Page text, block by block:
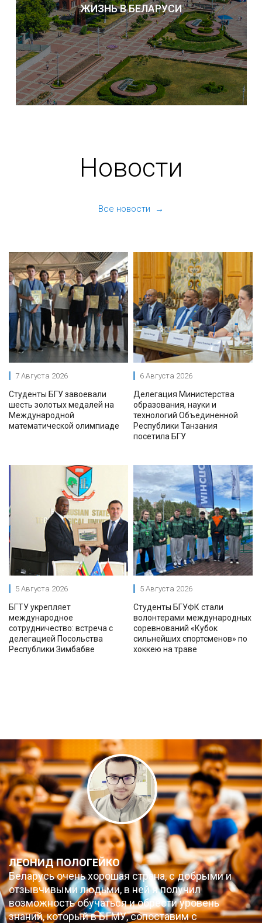
ЖИЗНЬ В БЕЛАРУСИ
Новости
Все новости →
7 Августа 2026
Студенты БГУ завоевали
шесть золотых медалей на
Международной
математической олимпиаде
6 Августа 2026
Делегация Министерства
образования, науки и
технологий Объединенной
Республики Танзания
посетила БГУ
5 Августа 2026
БГТУ укрепляет
международное
сотрудничество: встреча с
делегацией Посольства
Республики Зимбабве
5 Августа 2026
Студенты БГУФК стали
волонтерами международных
соревнований «Кубок
сильнейших спортсменов» по
хоккею на траве
ЛЕОНИД ПОЛОГЕЙКО
Беларусь очень хорошая страна, с добрыми и
отзывчивыми людьми, в ней я получил
возможность обучаться и обрести уровень
знаний, который в БГМУ, сопоставим с